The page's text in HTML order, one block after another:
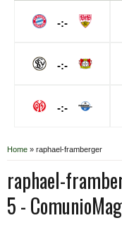
-:-
-:-
-:-
Home » raphael-framberger
raphael-
5 -